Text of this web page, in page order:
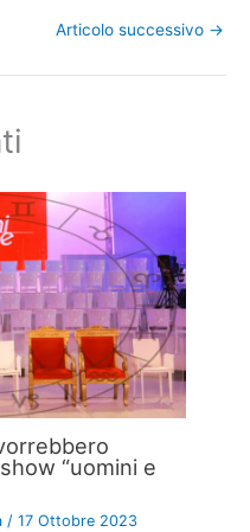
Articolo successivo →
“uomini e
/17 Ottobre 2023